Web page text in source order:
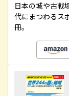
日本の城や古戦
代にまつわるス
冊。